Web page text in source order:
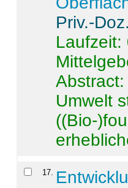
Priv.-
Laufzeit:
Abstract:
Umwelt
((Bio-
17